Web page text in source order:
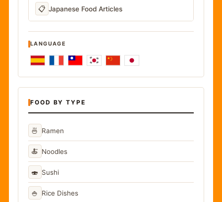
📋 Japanese Food Articles
LANGUAGE
FOOD BY TYPE
🍜 Ramen
🍝 Noodles
🍣 Sushi
🍚 Rice Dishes